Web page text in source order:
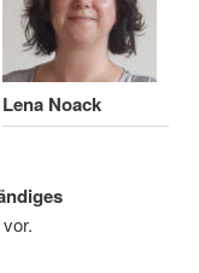
Lena Noack